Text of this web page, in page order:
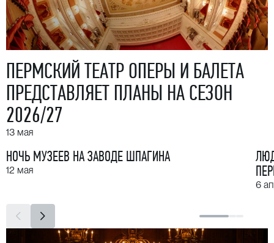
ПЕРМСКИЙ ТЕАТР ОПЕРЫ И БАЛЕТА
ПРЕДСТАВЛЯЕТ ПЛАНЫ НА СЕЗОН
2026/27
13 мая
НОЧЬ МУЗЕЕВ НА ЗАВОДЕ ШПАГИНА
12 мая
6